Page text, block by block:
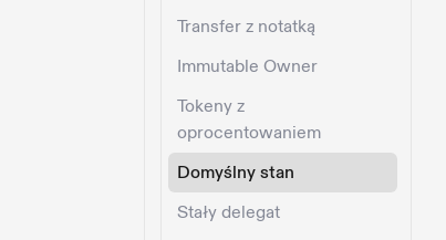
Transfer z notatką
Immutable Owner
Tokeny z
oprocentowaniem
Domyślny stan
Stały delegat